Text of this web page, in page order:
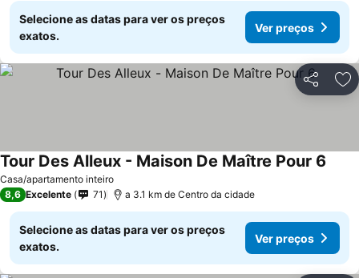
Selecione as datas para ver os preços
exatos.
Ver preços
Partilhar
Casa/apartamento inteiro
Tour Des Alleux - Maison De Maître Pour 6
8,6 Excelente 71 a 3.1 km de Centro da cidade
Selecione as datas para ver os preços
exatos.
Ver preços